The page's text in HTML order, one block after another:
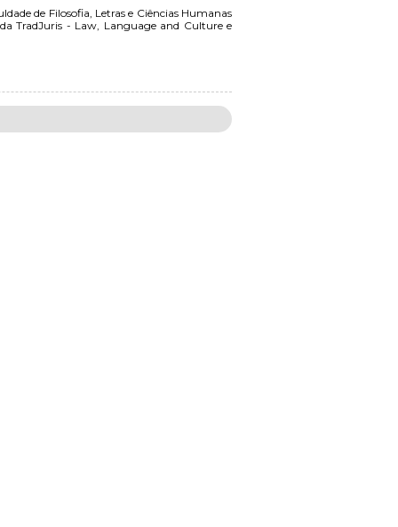
de Filosofia, Letras e Ciências Humanas
TradJuris - Law, Language and Culture e